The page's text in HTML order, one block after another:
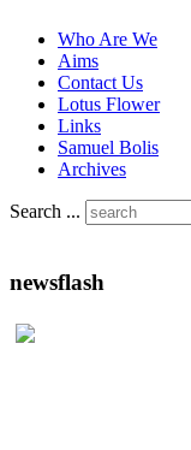
Who Are We
Aims
Contact Us
Lotus Flower
Links
Samuel Bolis
Archives
Search ...
newsflash